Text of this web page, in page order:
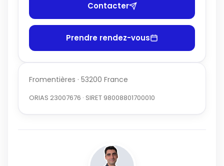
Contacter
Prendre rendez-vous
Fromentières · 53200 France
ORIAS 23007676 · SIRET 98008801700010